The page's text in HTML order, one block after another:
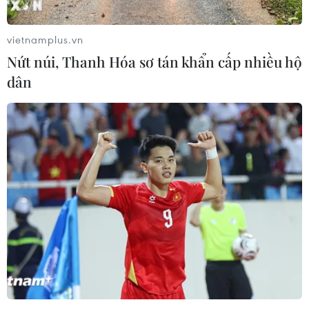
06/08/2026 15:07
Cảnh sát khám xét nơi ở của Huấn
"Hoa Hồng"
06/08/2026 15:04
Bãi bỏ một số văn bản quy phạm
pháp luật không còn phù hợp
06/08/2026 09:59
Khởi tố người đi bộ gây tai nạn chết
người trên quốc lộ ở Quảng Trị
vietnamplus.vn
Nứt núi, Thanh Hóa sơ tán khẩn cấp nhiều hộ
dân